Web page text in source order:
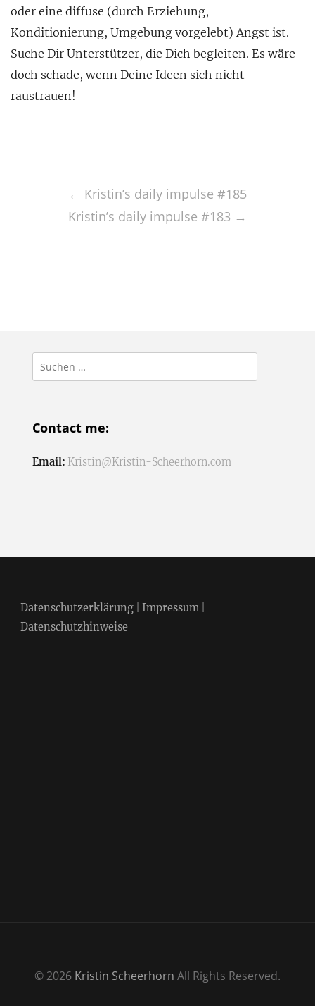
oder eine diffuse (durch Erziehung,
Konditionierung, Umgebung vorgelebt) Angst ist.
Suche Dir Unterstützer, die Dich begleiten. Es wäre
doch schade, wenn Deine Ideen sich nicht
raustrauen!
navigation
← Kristin’s daily impulse #185
Kristin’s daily impulse #183 →
Suchen
nach:
Contact me:
Email: Kristin@Kristin-Scheerhorn.com
Datenschutzerklärung| Impressum|
Datenschutzhinweise
© 2026 Kristin Scheerhorn All Rights Reserved.